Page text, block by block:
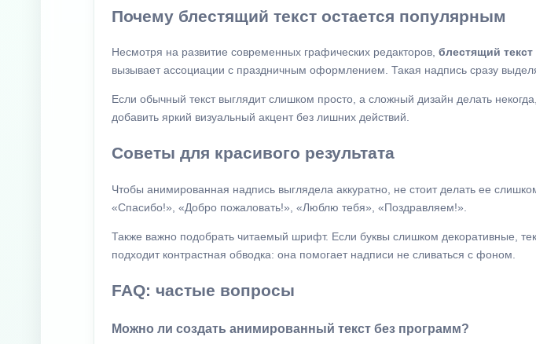
Почему блестящий текст остается популярным
Несмотря на развитие современных графических редакторов, блестящий текст
вызывает ассоциации с праздничным оформлением. Такая надпись сразу
Если обычный текст выглядит слишком просто, а сложный дизайн делать
добавить яркий визуальный акцент без лишних действий.
Советы для красивого результата
Чтобы анимированная надпись выглядела аккуратно, не стоит делать ее
«Спасибо!», «Добро пожаловать!», «Люблю тебя», «Поздравляем!».
Также важно подобрать читаемый шрифт. Если буквы слишком декоративные,
подходит контрастная обводка: она помогает надписи не сливаться с фоном.
FAQ: частые вопросы
Можно ли создать анимированный текст без программ?